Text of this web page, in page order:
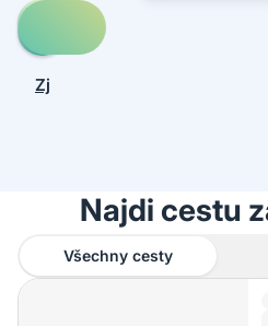
Prohledej
cesty
Zjistit,
Najdi cestu
Všechny cesty